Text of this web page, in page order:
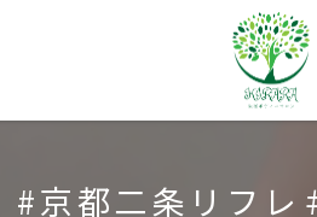
#京都二条リフレ